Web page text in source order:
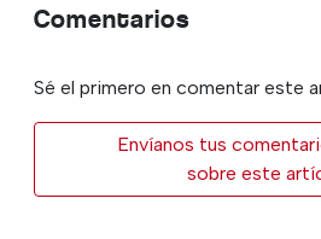
Comentarios
Sé el primero en comentar este
Envíanos tus
sobre este